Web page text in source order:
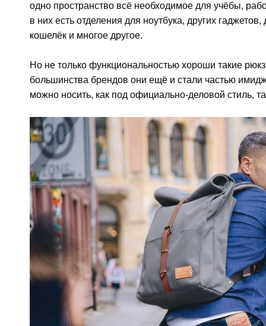
одно пространство всё необходимое для учёбы,
в них есть отделения для ноутбука, других
кошелёк и многое другое.
Но не только функциональностью хороши такие
большинства брендов они ещё и стали частью
можно носить, как под официально-деловой стиль,